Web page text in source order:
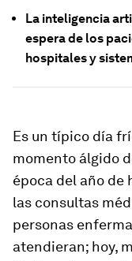
La inteligencia
espera de los
hospitales y
Es un típico día
momento álgido
época del año de
las consultas
personas
atendieran; hoy,